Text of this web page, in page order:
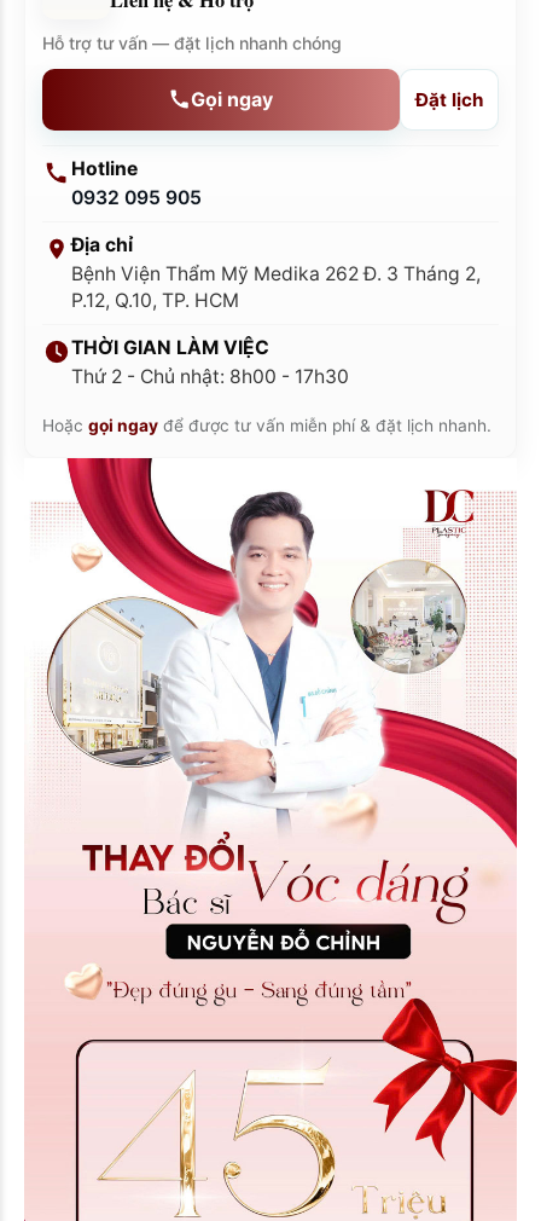
Hỗ trợ tư vấn — đặt lịch nhanh chóng
Gọi ngay Đặt lịch
Hotline
0932 095 905
Địa chỉ
Bệnh Viện Thẩm Mỹ Medika 262 Đ. 3 Tháng 2,
P.12, Q.10, TP. HCM
THỜI GIAN LÀM VIỆC
Thứ 2 - Chủ nhật: 8h00 - 17h30
Hoặc gọi ngay để được tư vấn miễn phí & đặt lịch nhanh.